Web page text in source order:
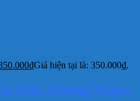
₫Giá hiện tại là: 350.000₫.
Điêu Khung Nhựa: